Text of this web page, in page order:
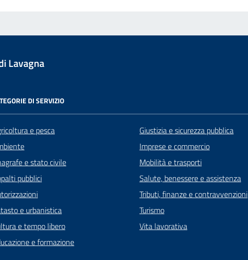
Lavagna
DI SERVIZIO
e pesca
e stato civile
pubblici
e urbanistica
e tempo libero
e formazione
Giustizia e sicurezza pubblica
Imprese e commercio
Mobilità e trasporti
Salute, benessere e assistenza
Tributi, finanze e contravvenzioni
Turismo
Vita lavorativa